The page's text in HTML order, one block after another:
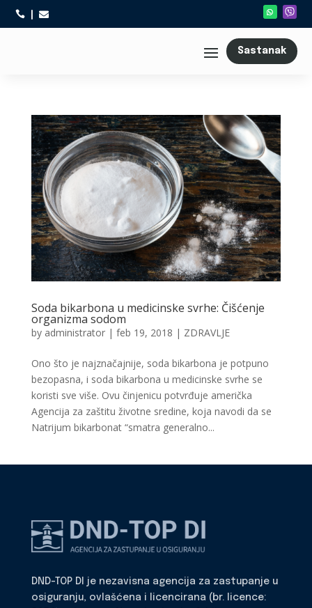
 
Sastanak
Soda bikarbona u medicinske svrhe: Čišćenje
organizma sodom
by administrator| feb 19, 2018 | ZDRAVLJE
Ono što je najznačajnije, soda bikarbona je potpuno
bezopasna, i soda bikarbona u medicinske svrhe se
koristi sve više. Ovu činjenicu potvrđuje američka
Agencija za zaštitu životne sredine, koja navodi da se
Natrijum bikarbonat “smatra generalno...
DND-TOP DI je nezavisna agencija za zastupanje u
osiguranju, ovlašćena i licencirana (br. licence: